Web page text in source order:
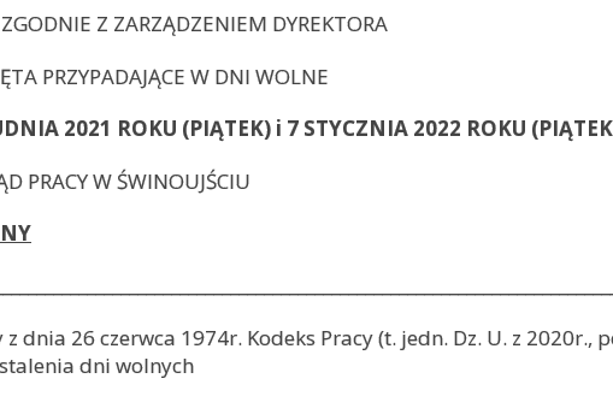
Z ZARZĄDZENIEM DYREKTORA
PRZYPADAJĄCE W DNI WOLNE
2021 ROKU (PIĄTEK) i 7 STYCZNIA 2022 ROKU
PRACY W ŚWINOUJŚCIU
dnia 26 czerwca 1974r. Kodeks Pracy (t. jedn. Dz. U. z 2020r.,
dni wolnych